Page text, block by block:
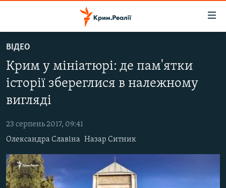
до
основного
матеріалу
Перейти
до
навігації
Перейти
до
пошуку
НОВИНИ
ВОДА.КРИМ
ВІДЕО ТА ФОТО
ПОЛІТИКА
БЛОГИ
ПОГЛЯД
ІНТЕРВ'Ю
ВСЕ ЗА ДЕНЬ
ВІДЕО
Крим у мініатюрі: де пам'ятки
історії збереглися в належному
вигляді
23 серпень 2017, 09:41
Олександра Славіна Назар Ситник